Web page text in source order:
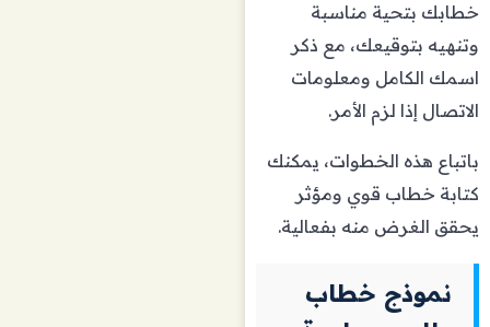
خطابك بتحية مناسبة
وتنهيه بتوقيعك، مع ذكر
اسمك الكامل ومعلومات
الاتصال إذا لزم الأمر.
باتباع هذه الخطوات، يمكنك
كتابة خطاب قوي ومؤثر
يحقق الغرض منه بفعالية.
نموذج خطاب